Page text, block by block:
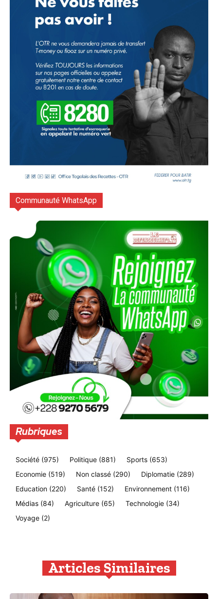
Communauté WhatsApp
Rubriques
Société (975) Politique (881) Sports (653)
Economie (519) Non classé (290) Diplomatie (289)
Education (220) Santé (152) Environnement (116)
Médias (84) Agriculture (65) Technologie (34)
Voyage (2)
Articles Similaires